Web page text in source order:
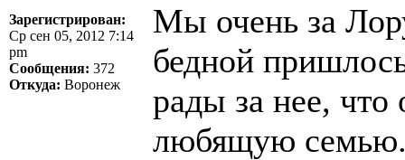
Зарегистрирован:
Ср сен 05, 2012 7:14
pm
Сообщения: 372
Откуда: Воронеж
Мы очень за
бедной
рады за нее,
любящую